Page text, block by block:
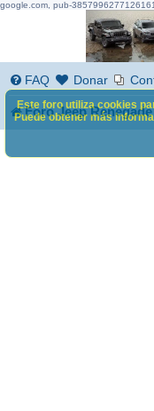
google.com, pub-
FAQ Donar
Foro Jeep Renegade
Este foro utiliza cookies
Puede obtener más